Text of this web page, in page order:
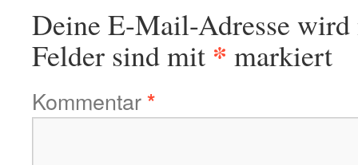
Deine E-Mail-Adresse
Felder sind mit * markiert
Kommentar*